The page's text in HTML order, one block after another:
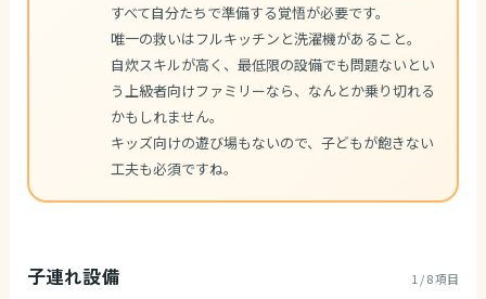
すべて自分たちで準備する覚悟が必要です。
唯一の救いはフルキッチンと洗濯機があること。
自炊スキルが高く、最低限の設備でも問題ないとい
う上級者向けファミリーなら、なんとか乗り切れる
かもしれません。
キッズ向けの遊び場もないので、子どもが飽きない
工夫も必須ですね。
子連れ設備 1 / 8 項目